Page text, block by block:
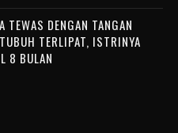
TEWAS DENGAN TANGAN
TERLIPAT, ISTRINYA
8 BULAN